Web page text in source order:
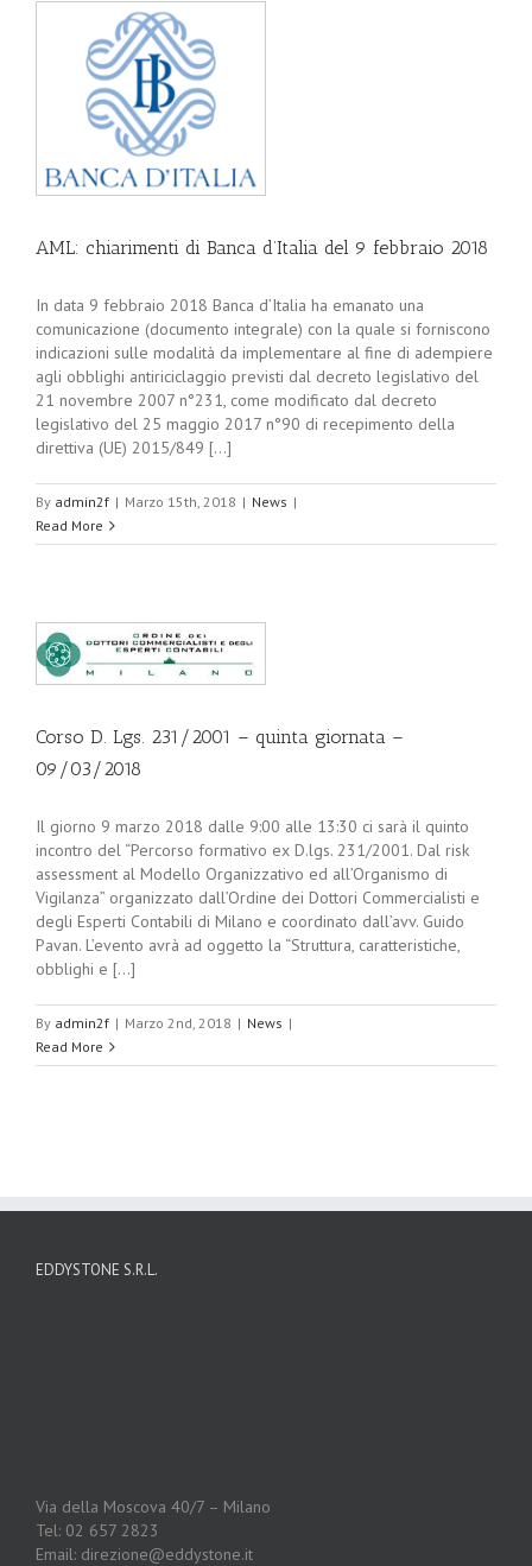
AML: chiarimenti di Banca d’Italia del 9 febbraio 2018
In data 9 febbraio 2018 Banca d’Italia ha emanato una
comunicazione (documento integrale) con la quale si forniscono
indicazioni sulle modalità da implementare al fine di adempiere
agli obblighi antiriciclaggio previsti dal decreto legislativo del
21 novembre 2007 n°231, come modificato dal decreto
legislativo del 25 maggio 2017 n°90 di recepimento della
direttiva (UE) 2015/849 [...]
By admin2f | Marzo 15th, 2018 | News |
Read More
Corso D. Lgs. 231/2001 – quinta giornata –
09/03/2018
Il giorno 9 marzo 2018 dalle 9:00 alle 13:30 ci sarà il quinto
incontro del “Percorso formativo ex D.lgs. 231/2001. Dal risk
assessment al Modello Organizzativo ed all’Organismo di
Vigilanza” organizzato dall’Ordine dei Dottori Commercialisti e
degli Esperti Contabili di Milano e coordinato dall’avv. Guido
Pavan. L’evento avrà ad oggetto la “Struttura, caratteristiche,
obblighi e [...]
By admin2f | Marzo 2nd, 2018 | News |
Read More
EDDYSTONE S.R.L.
Via della Moscova 40/7 – Milano
Tel: 02 657 2823
Email: direzione@eddystone.it